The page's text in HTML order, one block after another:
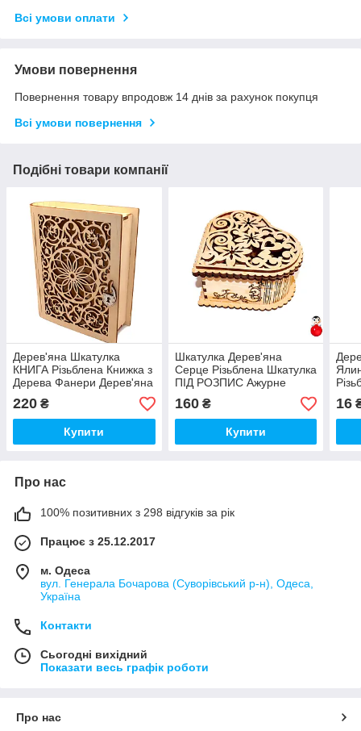
Всі умови оплати
Умови повернення
Повернення товару впродовж 14 днів за рахунок покупця
Всі умови повернення
Подібні товари компанії
Дерев'яна Шкатулка
КНИГА Різьблена Книжка з
Дерева Фанери Дерев'яна
книги
220 ₴
Купити
Шкатулка Дерев'яна
Серце Різьблена Шкатулка
ПІД РОЗПИС Ажурне
дерев'яна яна шкатулка
серце
160₴
Купити
см
16
Про нас
100% позитивних з 298 відгуків за рік
Працює з 25.12.2017
м. Одеса
вул. Генерала Бочарова (Суворівський р-н), Одеса,
Україна
Контакти
Сьогодні вихідний
Показати весь графік роботи
Про нас